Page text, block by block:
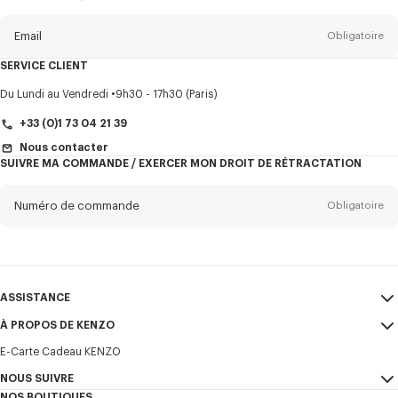
Email Obligatoire
Titre Obligatoire
évènements KENZO, qui peuvent être personnalisés, notamment sur les
SERVICE CLIENT
Du Lundi au Vendredi 9h30 - 17h30 (Paris)
+33 (0)1 73 04 21 39
Nous contacter
SUIVRE MA COMMANDE / EXERCER MON DROIT DE RÉTRACTATION
Numéro de commande Obligatoire
ASSISTANCE
Mon compte
ASSISTANCE
À PROPOS DE KENZO
CGV
Mentions Légales et CGU
E-Carte Cadeau KENZO
NOUS SUIVRE